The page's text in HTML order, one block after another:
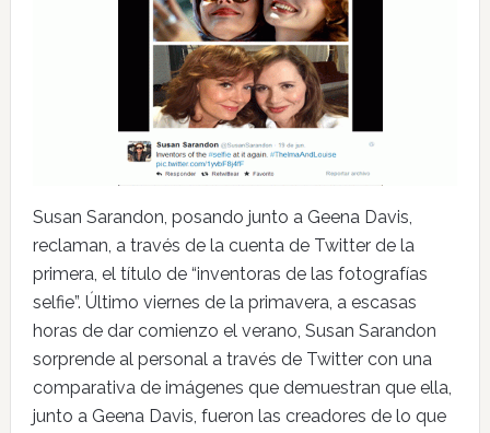
Susan Sarandon, posando junto a Geena Davis,
reclaman, a través de la cuenta de Twitter de la
primera, el título de “inventoras de las fotografías
selfie”. Último viernes de la primavera, a escasas
horas de dar comienzo el verano, Susan Sarandon
sorprende al personal a través de Twitter con una
comparativa de imágenes que demuestran que ella,
junto a Geena Davis, fueron las creadores de lo que